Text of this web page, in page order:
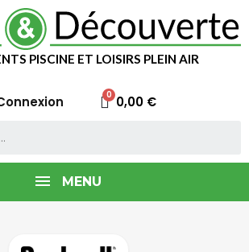
PISCINE ET LOISIRS PLEIN AIR
0,00 €
MENU